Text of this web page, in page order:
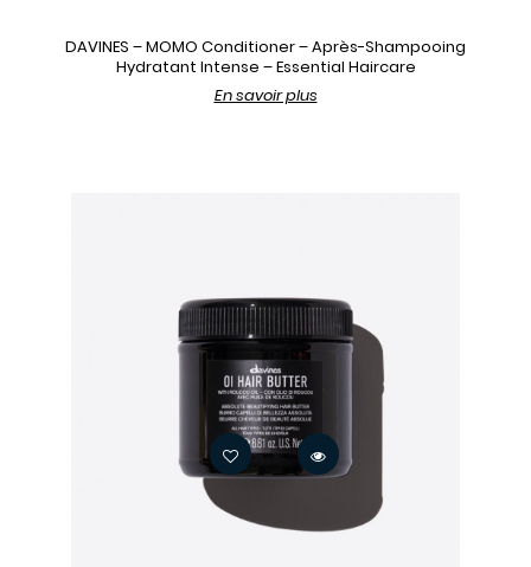
DAVINES – MOMO Conditioner – Après-Shampooing
Hydratant Intense – Essential Haircare
En savoir plus